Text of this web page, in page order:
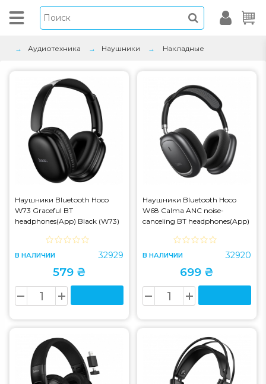
Аудиотехника Наушники Накладные
Наушники Bluetooth Hoco
W73 Graceful BT
headphones(App) Black (W73)
В НАЛИЧИИ 32929
579 ₴
Наушники Bluetooth Hoco
W68 Calma ANC noise-
canceling BT headphones(App)
В НАЛИЧИИ 32920
699 ₴